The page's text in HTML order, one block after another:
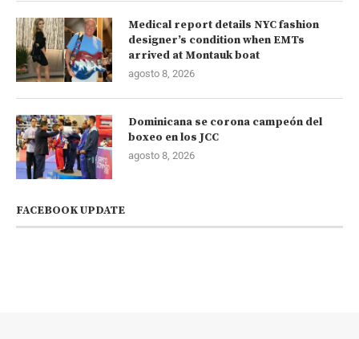
Medical report details NYC fashion
designer’s condition when EMTs
arrived at Montauk boat
agosto 8, 2026
Dominicana se corona campeón del
boxeo en los JCC
agosto 8, 2026
FACEBOOK UPDATE